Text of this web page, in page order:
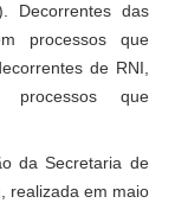
Decorrentes das
processos que
de RNI,
que
da Secretaria de
realizada em maio